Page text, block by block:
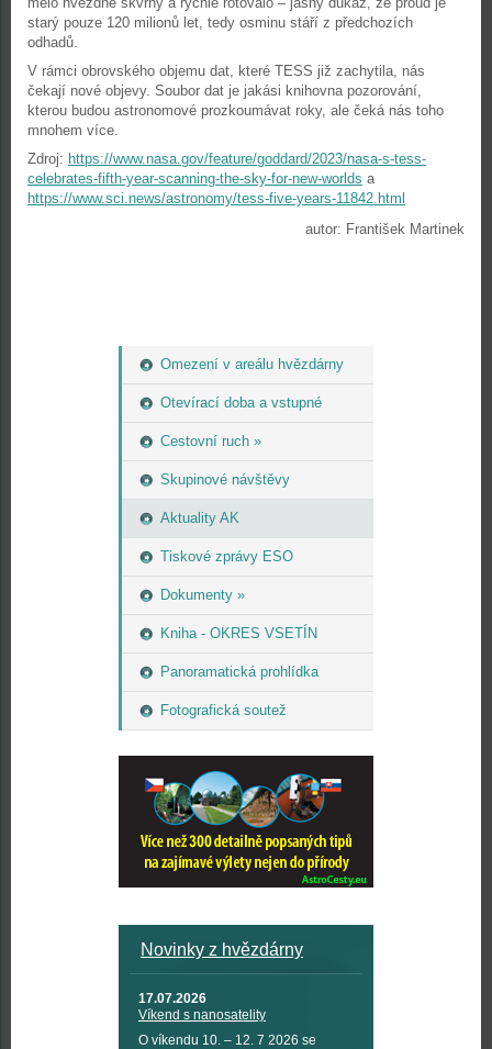
Omezení v areálu hvězdárny
Otevírací doba a vstupné
Cestovní ruch »
Skupinové návštěvy
Aktuality AK
Tiskové zprávy ESO
Dokumenty »
Kniha - OKRES VSETÍN
Panoramatická prohlídka
Fotografická soutež
Novinky z hvězdárny
17.07.2026
Víkend s nanosatelity
O víkendu 10. – 12. 7 2026 se
starý pouze 120 milionů let, tedy osminu stáří z předchozích
odhadů.
V rámci obrovského objemu dat, které TESS již zachytila, nás
čekají nové objevy. Soubor dat je jakási knihovna pozorování,
kterou budou astronomové prozkoumávat roky, ale čeká nás toho
mnohem více.
Zdroj: https://www.nasa.gov/feature/goddard/2023/nasa-s-tess-
celebrates-fifth-year-scanning-the-sky-for-new-worlds a
https://www.sci.news/astronomy/tess-five-years-11842.html
autor: František Martinek